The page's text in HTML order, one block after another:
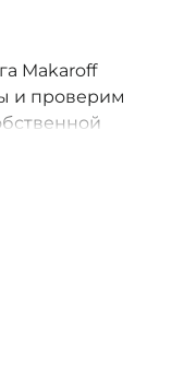
Makaroff
и проверим